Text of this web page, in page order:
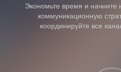
Экономьте время и начните
коммуникационную
координируйте все